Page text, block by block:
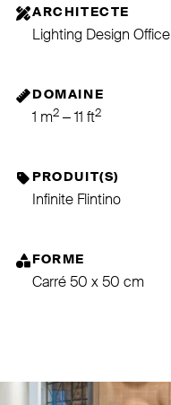
ARCHITECTE
Lighting Design Office
DOMAINE
1 m2 – 11 ft2
PRODUIT(S)
Infinite Flintino
FORME
Carré 50 x 50 cm